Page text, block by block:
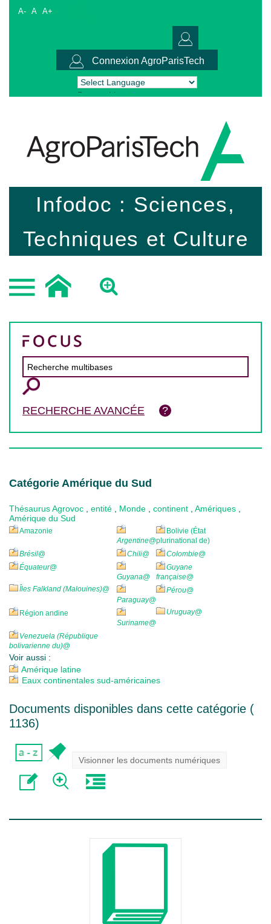
A- A A+
Connexion AgroParisTech
Powered by Translate
Infodoc : Sciences,
Techniques et Culture
RECHERCHE AVANCÉE
Catégorie Amérique du Sud
Thésaurus Agrovoc entité Monde continent Amériques
Amérique du Sud
Amazonie
Argentine@
Bolivie (État
plurinational de)
Brésil@ Chili@ Colombie@
Équateur@
Guyana@
Guyane
française@
Îles Falkland (Malouines)@
Paraguay@
Pérou@
Région andine
Suriname@
Uruguay@
Venezuela (République
bolivarienne du)@
Voir aussi :
Amérique latine
Eaux continentales sud-américaines
Documents disponibles dans cette catégorie (
1136)
Visionner les documents numériques